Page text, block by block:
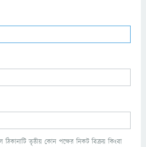
তৃতীয় কোন পক্ষের নিকট বিক্রয় কিংবা